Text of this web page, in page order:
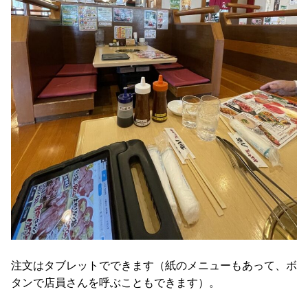
注文はタブレットでできます（紙のメニューもあって、ボ
タンで店員さんを呼ぶこともできます）。